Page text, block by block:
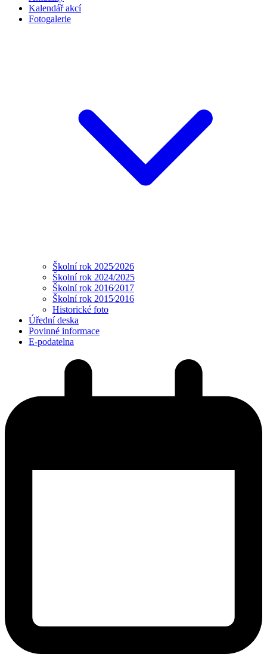
Kalendář akcí
Fotogalerie
Školní rok 2025⁄2026
Školní rok 2024/2025
Školní rok 2016⁄2017
Školní rok 2015⁄2016
Historické foto
Úřední deska
Povinné informace
E-podatelna